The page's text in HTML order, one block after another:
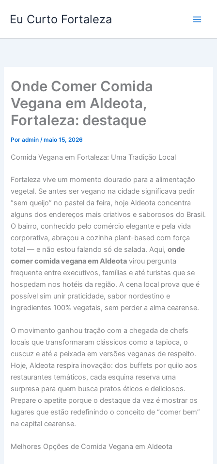
para
conteúdo
Eu Curto Fortaleza
Onde Comer Comida
Vegana em Aldeota,
Fortaleza: destaque
Poradmin/maio 15, 2026
Comida Vegana em Fortaleza: Uma Tradição Local
Fortaleza vive um momento dourado para a alimentação
vegetal. Se antes ser vegano na cidade significava pedir
“sem queijo” no pastel da feira, hoje Aldeota concentra
alguns dos endereços mais criativos e saborosos do Brasil.
O bairro, conhecido pelo comércio elegante e pela vida
corporativa, abraçou a cozinha plant-based com força
total — e não estou falando só de salada. Aqui,onde
comer comida vegana em Aldeota virou pergunta
frequente entre executivos, famílias e até turistas que se
hospedam nos hotéis da região. A cena local prova que é
possível sim unir praticidade, sabor nordestino e
ingredientes 100% vegetais, sem perder a alma cearense.
O movimento ganhou tração com a chegada de chefs
locais que transformaram clássicos como a tapioca, o
cuscuz e até a peixada em versões veganas de respeito.
Hoje, Aldeota respira inovação: dos buffets por quilo aos
restaurantes temáticos, cada esquina reserva uma
surpresa para quem busca pratos éticos e deliciosos.
Prepare o apetite porque o destaque da vez é mostrar os
lugares que estão redefinindo o conceito de “comer bem”
na capital cearense.
Melhores Opções de Comida Vegana em Aldeota